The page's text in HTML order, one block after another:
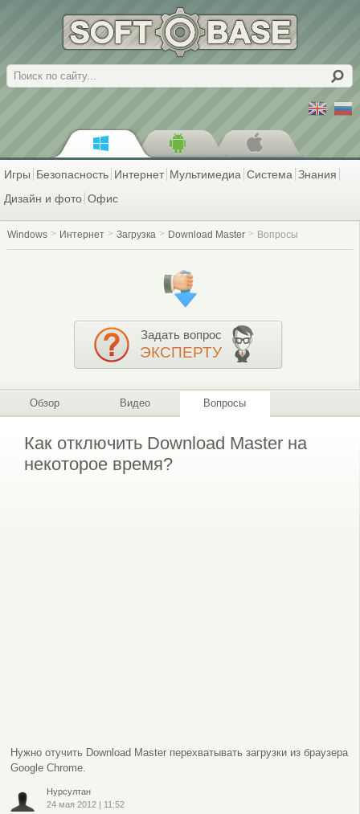
Поиск
Игры Безопасность Интернет Мультимедиа Система Знания
Дизайн и фото Офис
Windows Интернет Загрузка Download Master Вопросы
Задать вопрос
ЭКСПЕРТУ
Обзор Видео Вопросы
Как отключить Download Master на
некоторое время?
Нужно отучить Download Master перехватывать загрузки из браузера
Google Chrome.
Нурсултан
24 мая 2012| 11:52